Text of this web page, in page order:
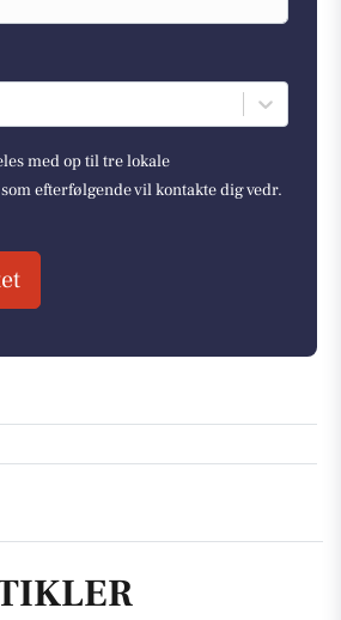
med op til tre lokale
efterfølgende vil kontakte dig vedr.